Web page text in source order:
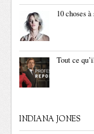
10 choses
Tout ce
INDIANA JONES